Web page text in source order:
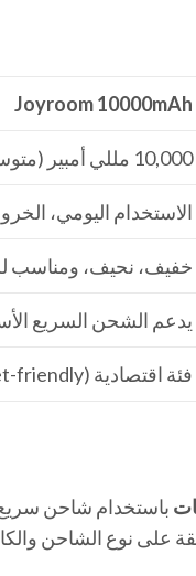
Joyroom 10000mAh
10,000 مللي أمبير (متوسطة)
الاستخدام اليومي،
خفيف، نحيف، ومناسب
يدعم الشحن السريع
فئة اقتصادية (Budget-friendly)
الدقيقة على نوع